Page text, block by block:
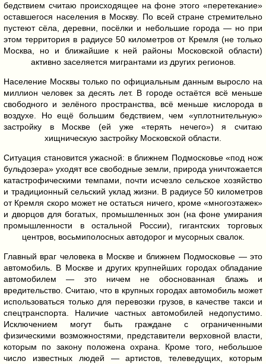
бедствием считаю происходящее на фоне этого «перетекание»
оставшегося населения в Москву. По всей стране стремительно
пустеют сёла, деревни, посёлки и небольшие города — но при
этом территория в радиусе 50 километров от Кремля (не только
Москва, но и ближайшие к ней районы Московской области)
активно заселяется мигрантами из других регионов.
Население Москвы только по официальным данным выросло на
миллион человек за десять лет. В городе остаётся всё меньше
свободного и зелёного пространства, всё меньше кислорода в
воздухе. Но ещё большим бедствием, чем «уплотнительную»
застройку в Москве (ей уже «терять нечего») я считаю
хищническую застройку Московской области.
Ситуация становится ужасной: в ближнем Подмосковье «под нож
бульдозера» уходят все свободные земли, природа уничтожается
катастрофическими темпами, почти исчезло сельское хозяйство
и традиционный сельский уклад жизни. В радиусе 50 километров
от Кремля скоро может не остаться ничего, кроме «многоэтажек»
и дворцов для богатых, промышленных зон (на фоне умирания
промышленности в остальной России), гигантских торговых
центров, восьмиполосных автодорог и мусорных свалок.
Главный враг человека в Москве и ближнем Подмосковье — это
автомобиль. В Москве и других крупнейших городах обладание
автомобилем — это ничем не обоснованная блажь и
вредительство. Считаю, что в крупных городах автомобиль может
использоваться только для перевозки грузов, в качестве такси и
спецтранспорта. Наличие частных автомобилей недопустимо.
Исключением могут быть граждане с ограниченными
физическими возможностями, представители верховной власти,
которым по закону положена охрана. Кроме того, небольшое
число известных людей — артистов, телеведущих, которым